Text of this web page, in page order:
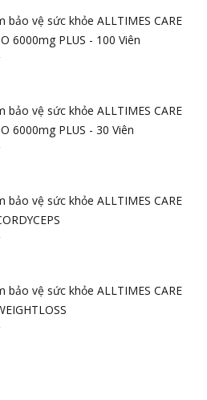
bảo vệ sức khỏe ALLTIMES CARE
6000mg PLUS - 100 Viên
bảo vệ sức khỏe ALLTIMES CARE
6000mg PLUS - 30 Viên
bảo vệ sức khỏe ALLTIMES CARE
bảo vệ sức khỏe ALLTIMES CARE